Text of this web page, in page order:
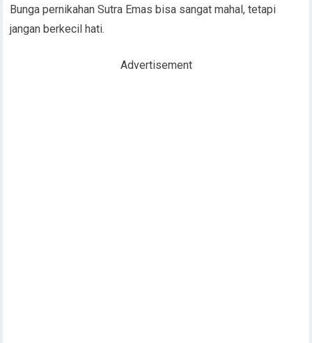
Bunga pernikahan Sutra Emas bisa sangat mahal, tetapi
jangan berkecil hati.
Advertisement